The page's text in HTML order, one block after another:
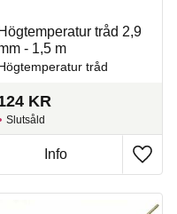
favoriter
Högtemperatur tråd 2,9
- 1,5 m
tråd
KR
Lägg
Slutsåld
Info